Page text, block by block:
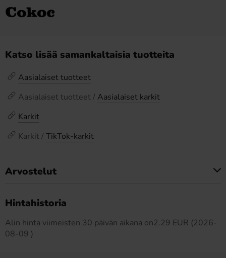
Katso lisää samankaltaisia tuotteita
Aasialaiset tuotteet
Aasialaiset tuotteet / Aasialaiset karkit
Karkit
Karkit / TikTok-karkit
Arvostelut
Hintahistoria
Alin hinta viimeisten 30 päivän aikana on2.29 EUR (2026-
08-09 )